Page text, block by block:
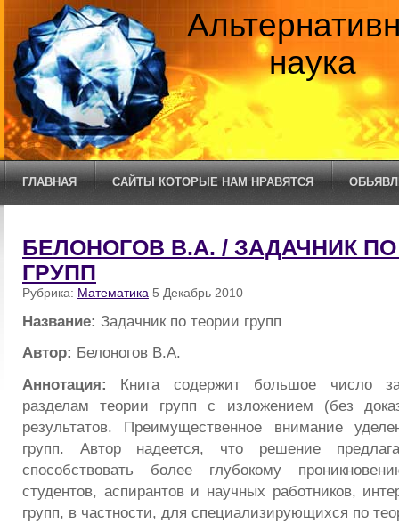
наука
ГЛАВНАЯ САЙТЫ КОТОРЫЕ НАМ НРАВЯТСЯ
БЕЛОНОГОВ В.А. / ЗАДАЧНИК
ГРУПП
Рубрика: Математика 5 Декабрь 2010
Название: Задачник по теории групп
Автор: Белоногов В.А.
Аннотация: Книга содержит большое число
разделам теории групп с изложением (без
результатов. Преимущественное внимание
групп. Автор надеется, что решение
способствовать более глубокому
студентов, аспирантов и научных работников,
групп, в частности, для специализирующихся по